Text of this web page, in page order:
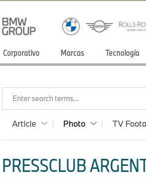
Corporativo Marcas Tecnología
Enter search terms...
Article Photo TV
PRESSCLUB